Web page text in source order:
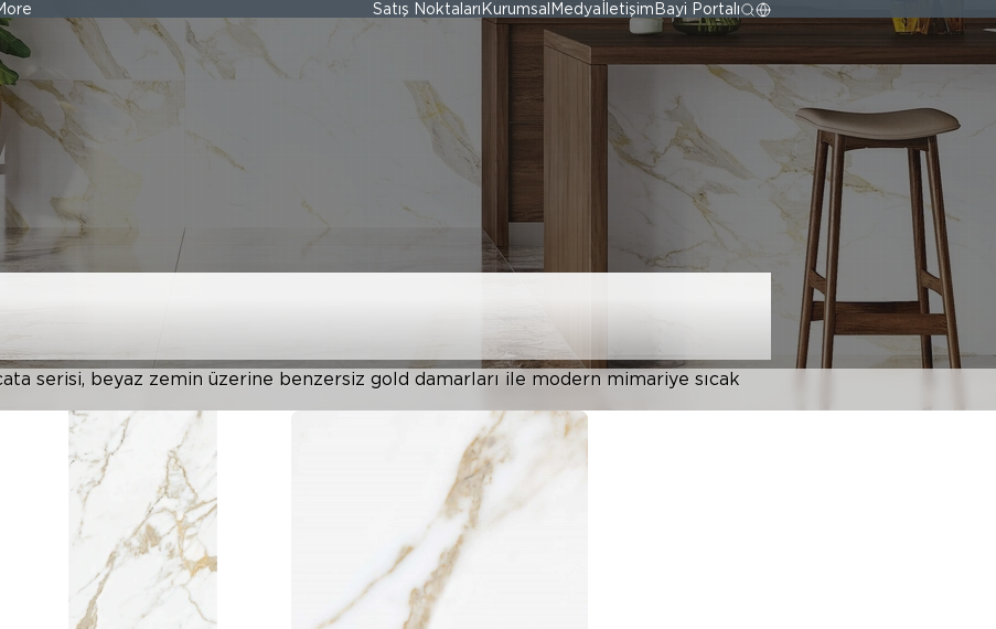
Satış Noktaları Kurumsal Medya İletişim Bayi Portalı
serisi, beyaz zemin üzerine benzersiz gold damarları ile modern mimariye sıcak